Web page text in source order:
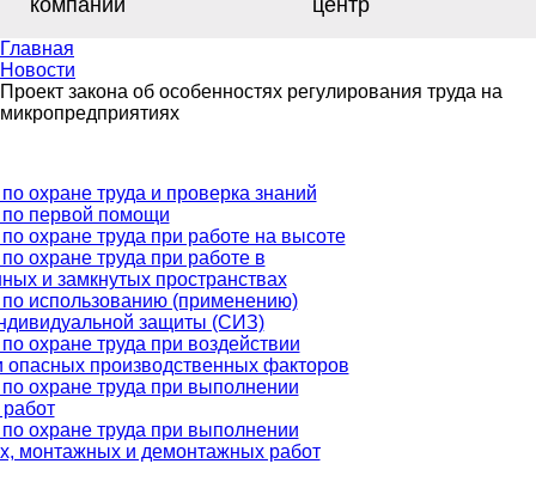
Главная
Новости
Проект закона об особенностях регулирования труда на
микропредприятиях
охране труда и проверка знаний
первой помощи
охране труда при работе на высоте
охране труда при работе в
и замкнутых пространствах
использованию (применению)
защиты (СИЗ)
охране труда при воздействии
опасных производственных факторов
охране труда при выполнении
охране труда при выполнении
монтажных и демонтажных работ